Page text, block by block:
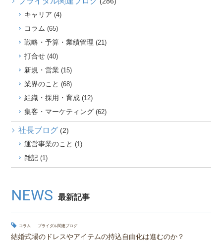
キャリア (4)
コラム (65)
戦略・予算・業績管理 (21)
打合せ(40)
新規・営業(15)
業界のこと (68)
組織・採用・育成(12)
集客・マーケティング(62)
社長ブログ (2)
運営事業のこと (1)
雑記(1)
NEWS 最新記事
コラム ブライダル関連ブログ
結婚式場のドレスやアイテムの持込自由化は進むのか？